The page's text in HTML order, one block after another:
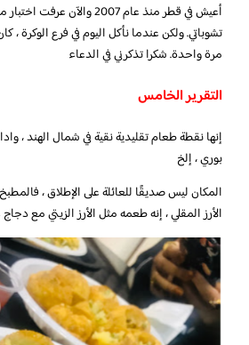
أعيش في قطر منذ عام 2007
تشوباتي. ولكن عندما نأكل اليوم في فرع الوكرة ،
مرة واحدة. شكرا تذكرني في الدعاء
التقرير الخامس
إنها نقطة طعام تقليدية نقية في شمال الهند ، وادا
بوري ، إلخ
المكان ليس صديقًا للعائلة على الإطلاق ،
الأرز المقلي ، إنه طعمه مثل الأرز الزيتي مع دجاج